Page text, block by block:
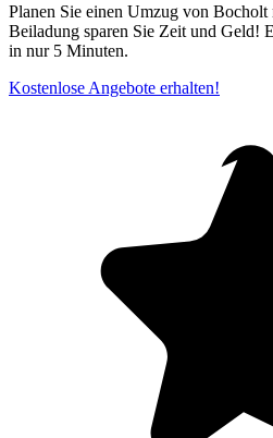
Planen Sie einen Umzug von
Beiladung sparen Sie Zeit und Geld!
in nur 5 Minuten.
Kostenlose Angebote erhalten!